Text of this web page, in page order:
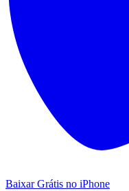
Baixar Grátis no iPhone